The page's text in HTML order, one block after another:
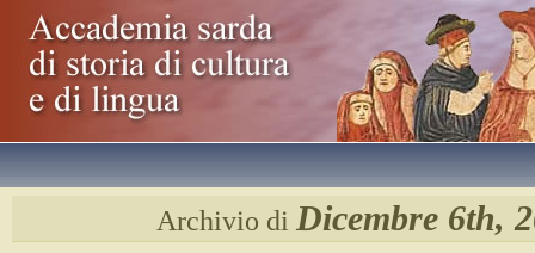
Archivio di Dicembre 6th,